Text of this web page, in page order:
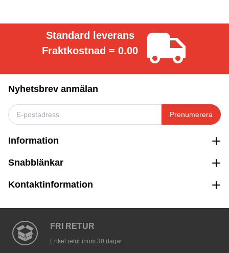
Standard leverans
Fraktkostnad = 0.00
Nyhetsbrev anmälan
Prenumerera
Information
Snabblänkar
Kontaktinformation
FRI RETUR
Enkel retur inom 30 dagar